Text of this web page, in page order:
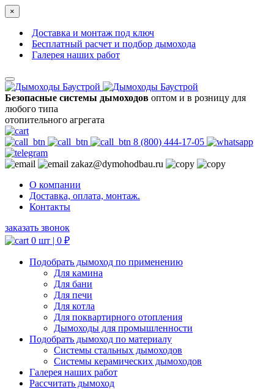
×
Доставка и монтаж под ключ
Бесплатный расчет и подбор дымохода
Галерея наших работ
Безопасные системы дымоходов оптом и в розницу для
любого типа
отопительного агрегата
8 (800) 444-17-05
zakaz@dymohodbau.ru
О компании
Доставка, оплата, монтаж.
Контакты
заказать звонок
0 шт | 0 ₽
Подобрать дымоход по применению
Для камина
Для бани
Для печи
Для котла
Для поквартирного отопления
Дымоходы для промышленности
Подобрать дымоход по материалу
Системы стальных дымоходов
Системы керамических дымоходов
Галерея наших работ
Рассчитать дымоход